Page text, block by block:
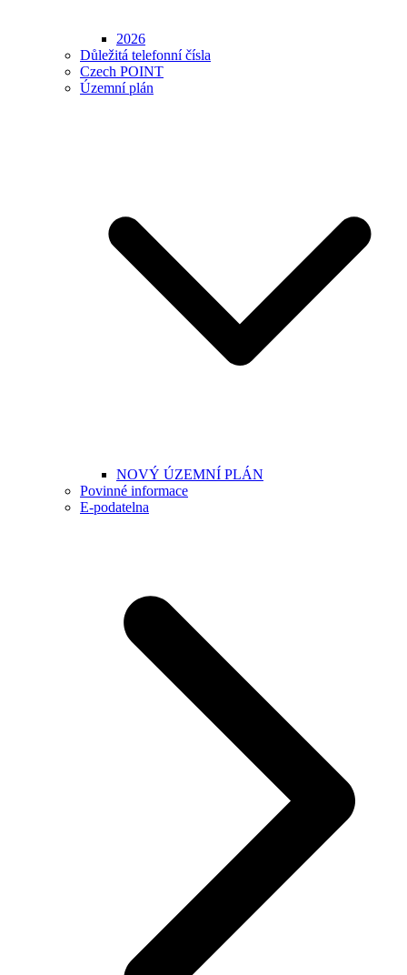
2026
Důležitá telefonní čísla
Czech POINT
Územní plán
NOVÝ ÚZEMNÍ PLÁN
Povinné informace
E-podatelna